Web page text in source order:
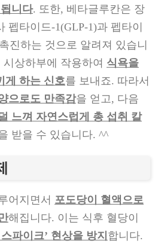
니다. 또한, 베타글루칸은 장
펩타이드-1(GLP-1)과 펩타이
진하는 것으로 알려져 있습니
상하부에 작용하여 식욕을
게 하는 신호를 보내죠. 따라서
으로도 만족감을 얻고, 다음
느껴 자연스럽게 총 섭취 칼
받을 수 있습니다. ^^
어지면서 포도당이 혈액으로
해집니다. 이는 식후 혈당이
파이크’ 현상을 방지 합니다.